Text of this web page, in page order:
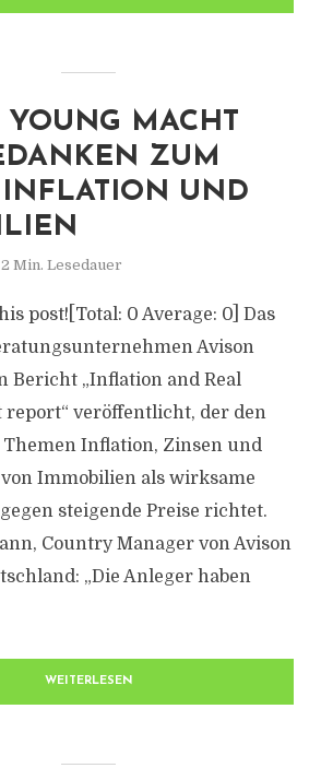
MACHT
ZUM
UND
2 Min. Lesedauer
post![Total: 0 Average: 0] Das
Avison
Bericht „Inflation and Real
report“ veröffentlicht, der den
Themen Inflation, Zinsen und
von Immobilien als wirksame
steigende Preise richtet.
Country Manager von Avison
„Die Anleger haben
WEITERLESEN